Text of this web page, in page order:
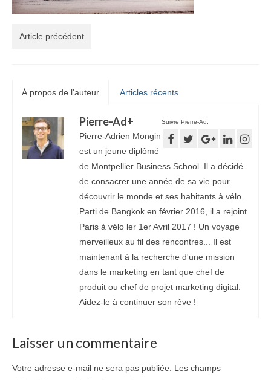
Article précédent
À propos de l'auteur Articles récents
Suivre Pierre-Ad:
Pierre-Ad+
Pierre-Adrien Mongin
est un jeune diplômé
de Montpellier Business School. Il a décidé
de consacrer une année de sa vie pour
découvrir le monde et ses habitants à vélo.
Parti de Bangkok en février 2016, il a rejoint
Paris à vélo ler 1er Avril 2017 ! Un voyage
merveilleux au fil des rencontres... Il est
maintenant à la recherche d'une mission
dans le marketing en tant que chef de
produit ou chef de projet marketing digital.
Aidez-le à continuer son rêve !
Laisser un commentaire
Votre adresse e-mail ne sera pas publiée.
Les champs